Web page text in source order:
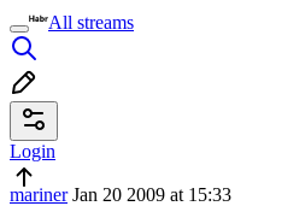
All streams
Login
marinerJan 20 2009 at 15:33